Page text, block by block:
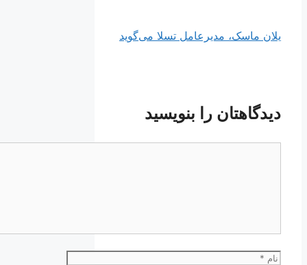
یلان ماسک، مدیرعامل تسلا می‌گوید
دیدگاهتان را بنویسید
نام